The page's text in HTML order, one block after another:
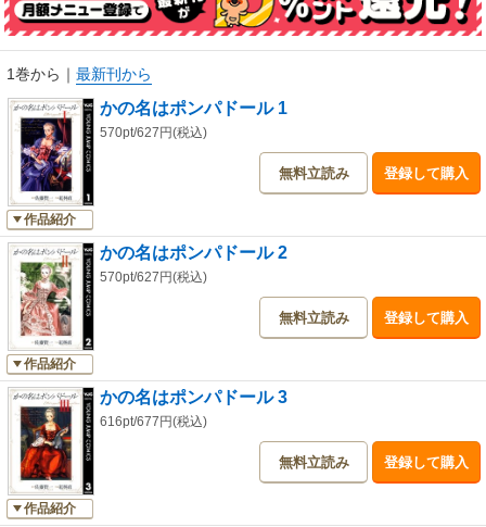
1巻から ｜ 最新刊から
作品紹介
かの名はポンパドール 1
570pt/627円(税込)
無料立読み 登録して購入
作品紹介
かの名はポンパドール 2
570pt/627円(税込)
無料立読み 登録して購入
作品紹介
かの名はポンパドール 3
616pt/677円(税込)
無料立読み 登録して購入